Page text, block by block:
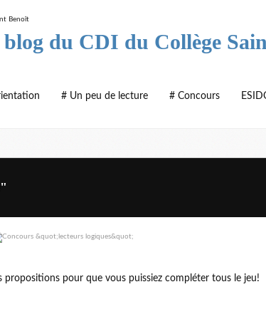
blog du CDI du Collège
# Un peu de lecture # Concours
propositions pour que vous puissiez compléter tous le jeu!